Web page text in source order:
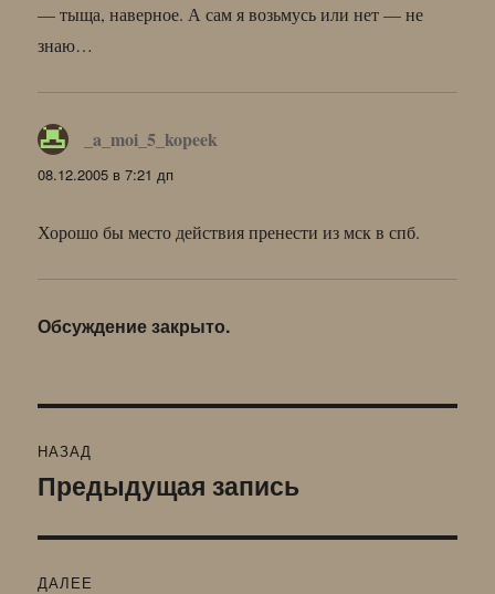
— тыща, наверное. А сам я возьмусь или нет — не
знаю…
_a_moi_5_kopeek
08.12.2005 в 7:21 дп
Хорошо бы место действия пренести из мск в спб.
Обсуждение закрыто.
по
НАЗАД
Предыдущая
Предыдущая запись
ДАЛЕЕ